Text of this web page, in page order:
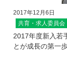
2017年12月6日
共育・求人委員会
2017年度新入若
とが成長の第一